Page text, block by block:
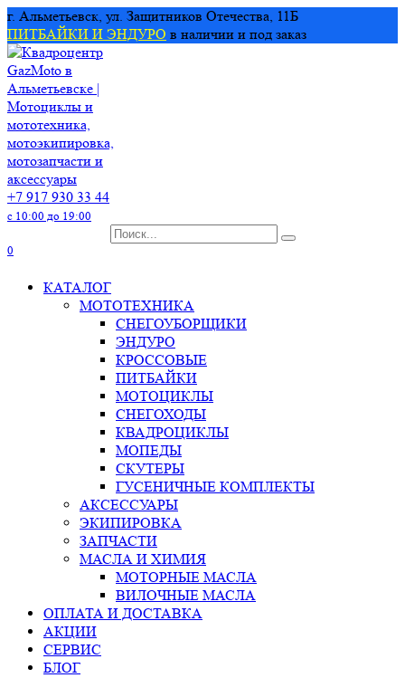
Перейти
к
содержанию
г. Альметьевск, ул. Защитников Отечества, 11Б
ПИТБАЙКИ И ЭНДУРО в наличии и под заказ
+7 917 930 33 44
с 10:00 до 19:00
Search
0
КАТАЛОГ
МОТОТЕХНИКА
СНЕГОУБОРЩИКИ
ЭНДУРО
КРОССОВЫЕ
ПИТБАЙКИ
МОТОЦИКЛЫ
СНЕГОХОДЫ
КВАДРОЦИКЛЫ
МОПЕДЫ
СКУТЕРЫ
ГУСЕНИЧНЫЕ КОМПЛЕКТЫ
АКСЕССУАРЫ
ЭКИПИРОВКА
ЗАПЧАСТИ
МАСЛА И ХИМИЯ
МОТОРНЫЕ МАСЛА
ВИЛОЧНЫЕ МАСЛА
ОПЛАТА И ДОСТАВКА
АКЦИИ
СЕРВИС
БЛОГ